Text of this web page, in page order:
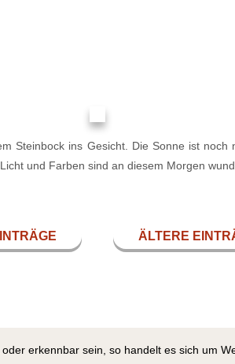
Steinbock ins Gesicht. Die Sonne ist
und Farben sind an diesem Morgen
ÄLTERE
erkennbar sein, so handelt es sich um